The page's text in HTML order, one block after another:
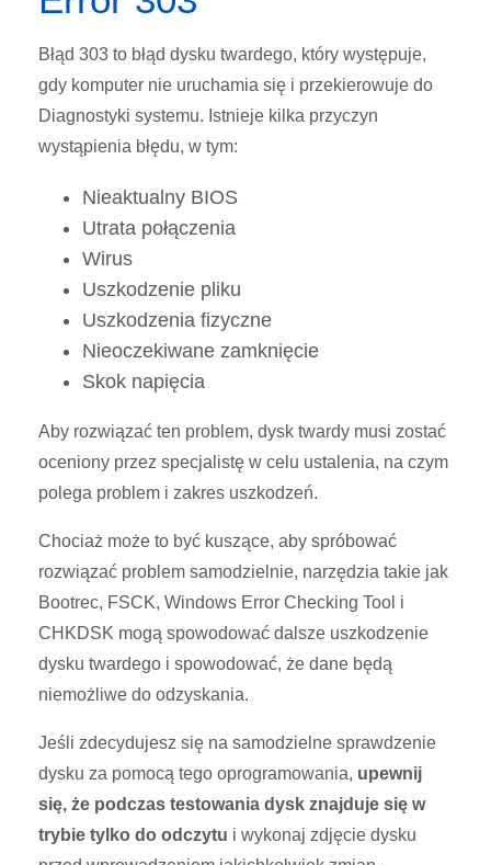
Błąd 303 to błąd dysku twardego, który występuje,
gdy komputer nie uruchamia się i przekierowuje do
Diagnostyki systemu. Istnieje kilka przyczyn
wystąpienia błędu, w tym:
Nieaktualny BIOS
Utrata połączenia
Wirus
Uszkodzenie pliku
Uszkodzenia fizyczne
Nieoczekiwane zamknięcie
Skok napięcia
Aby rozwiązać ten problem, dysk twardy musi zostać
oceniony przez specjalistę w celu ustalenia, na czym
polega problem i zakres uszkodzeń.
Chociaż może to być kuszące, aby spróbować
rozwiązać problem samodzielnie, narzędzia takie jak
Bootrec, FSCK, Windows Error Checking Tool i
CHKDSK mogą spowodować dalsze uszkodzenie
dysku twardego i spowodować, że dane będą
niemożliwe do odzyskania.
Jeśli zdecydujesz się na samodzielne sprawdzenie
dysku za pomocą tego oprogramowania, upewnij
się, że podczas testowania dysk znajduje się w
trybie tylko do odczytu i wykonaj zdjęcie dysku